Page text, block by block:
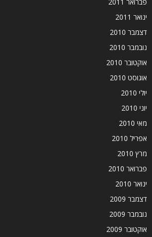
ינואר 2011
דצמבר 2010
נובמבר 2010
אוקטובר 2010
אוגוסט 2010
יולי 2010
יוני 2010
מאי 2010
אפריל 2010
מרץ 2010
פברואר 2010
ינואר 2010
דצמבר 2009
נובמבר 2009
אוקטובר 2009